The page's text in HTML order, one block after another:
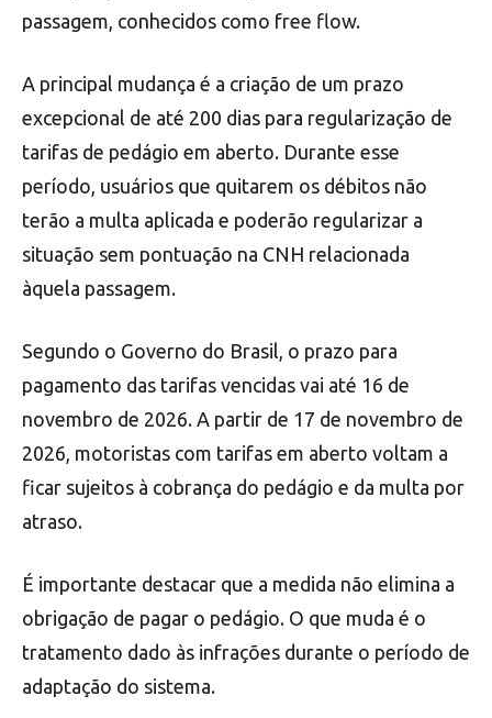
passagem, conhecidos como free flow.
A principal mudança é a criação de um prazo
excepcional de até 200 dias para regularização de
tarifas de pedágio em aberto. Durante esse
período, usuários que quitarem os débitos não
terão a multa aplicada e poderão regularizar a
situação sem pontuação na CNH relacionada
àquela passagem.
Segundo o Governo do Brasil, o prazo para
pagamento das tarifas vencidas vai até 16 de
novembro de 2026. A partir de 17 de novembro de
2026, motoristas com tarifas em aberto voltam a
ficar sujeitos à cobrança do pedágio e da multa por
atraso.
É importante destacar que a medida não elimina a
obrigação de pagar o pedágio. O que muda é o
tratamento dado às infrações durante o período de
adaptação do sistema.